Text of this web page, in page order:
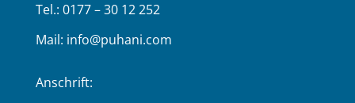
Tel.: 0177 – 30 12 252
Mail: info@puhani.com
Anschrift: